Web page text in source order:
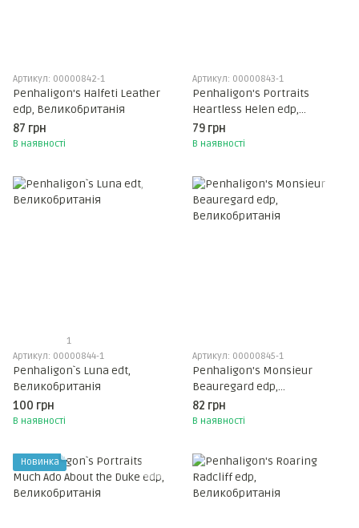
Артикул: 00000842-1
Penhaligon's Halfeti Leather
edp, Великобританія
87 грн
В наявності
Артикул: 00000843-1
Penhaligon's Portraits
Heartless Helen edp,
Великобританія
79 грн
В наявності
1
Артикул: 00000844-1
Penhaligon`s Luna edt,
Великобританія
100 грн
В наявності
Артикул: 00000845-1
Penhaligon's Monsieur
Beauregard edp,
Великобританія
82 грн
В наявності
Новинка